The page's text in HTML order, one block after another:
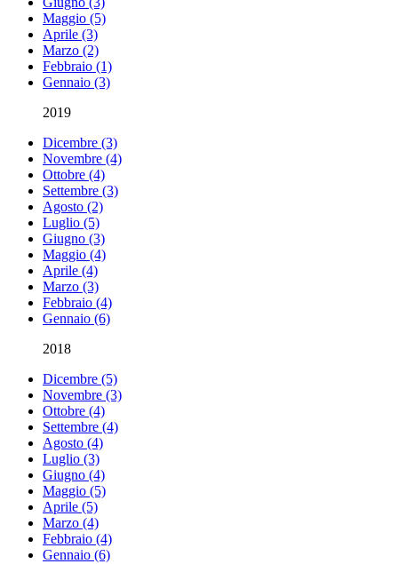
Maggio (5)
Aprile (3)
Marzo (2)
Febbraio (1)
Gennaio (3)
2019
Dicembre (3)
Novembre (4)
Ottobre (4)
Settembre (3)
Agosto (2)
Luglio (5)
Giugno (3)
Maggio (4)
Aprile (4)
Marzo (3)
Febbraio (4)
Gennaio (6)
2018
Dicembre (5)
Novembre (3)
Ottobre (4)
Settembre (4)
Agosto (4)
Luglio (3)
Giugno (4)
Maggio (5)
Aprile (5)
Marzo (4)
Febbraio (4)
Gennaio (6)